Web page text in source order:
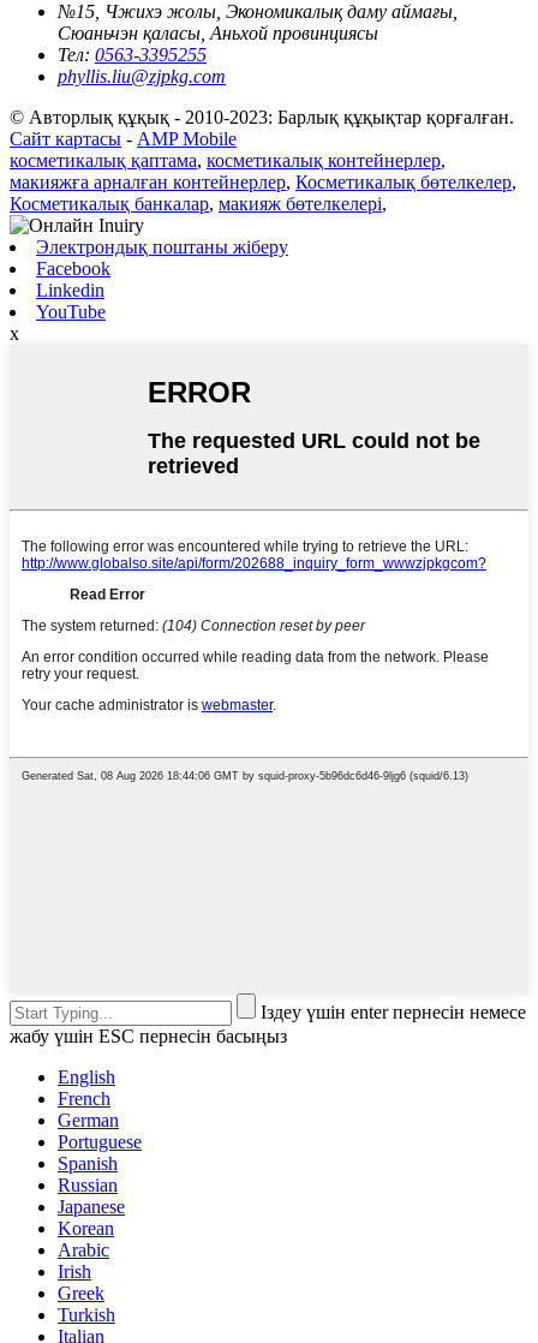
№15, Чжихэ жолы, Экономикалық даму аймағы,
Сюаньчэн қаласы, Аньхой провинциясы
Тел: 0563-3395255
phyllis.liu@zjpkg.com
© Авторлық құқық - 2010-2023: Барлық құқықтар қорғалған.
Сайт картасы - AMP Mobile
косметикалық қаптама, косметикалық контейнерлер,
макияжға арналған контейнерлер, Косметикалық бөтелкелер,
Косметикалық банкалар, макияж бөтелкелері,
Электрондық поштаны жіберу
Facebook
Linkedin
YouTube
x
Іздеу үшін enter пернесін немесе
жабу үшін ESC пернесін басыңыз
English
French
German
Portuguese
Spanish
Russian
Japanese
Korean
Arabic
Irish
Greek
Turkish
Italian